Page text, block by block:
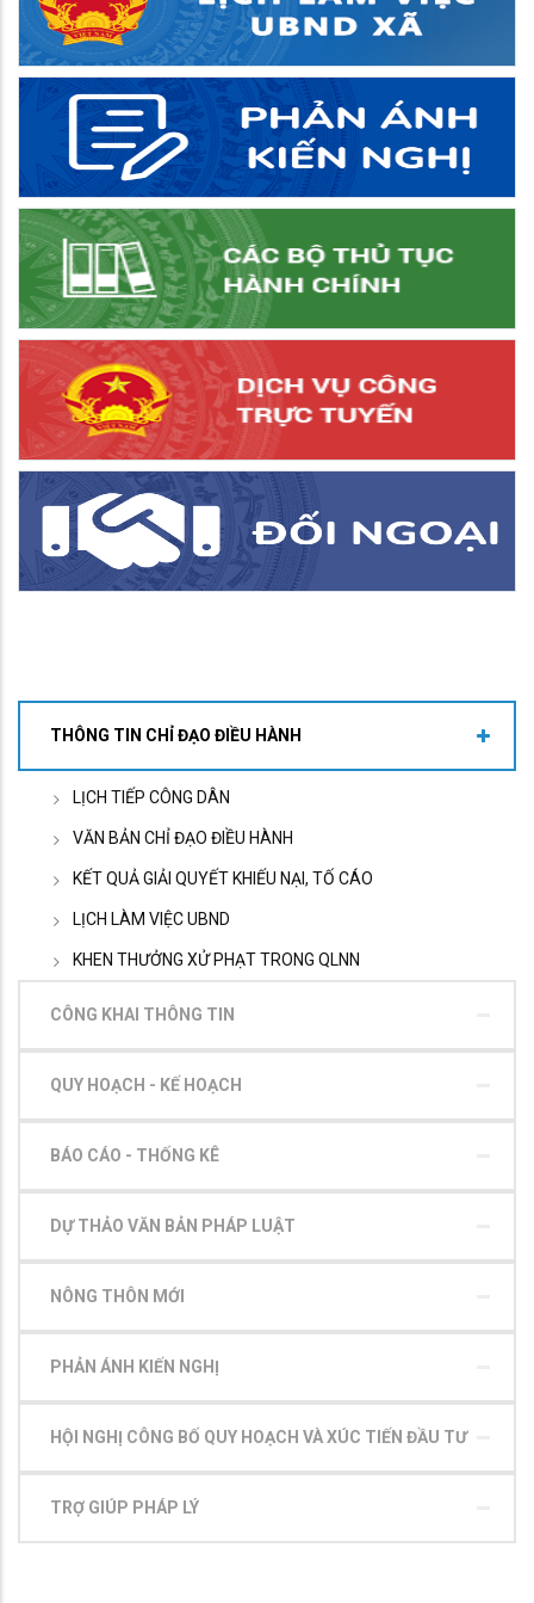
THÔNG TIN CHỈ ĐẠO ĐIỀU HÀNH
LỊCH TIẾP CÔNG DÂN
VĂN BẢN CHỈ ĐẠO ĐIỀU HÀNH
KẾT QUẢ GIẢI QUYẾT KHIẾU NẠI, TỐ CÁO
LỊCH LÀM VIỆC UBND
KHEN THƯỞNG XỬ PHẠT TRONG QLNN
CÔNG KHAI THÔNG TIN
QUY HOẠCH - KẾ HOẠCH
BÁO CÁO - THỐNG KÊ
DỰ THẢO VĂN BẢN PHÁP LUẬT
NÔNG THÔN MỚI
PHẢN ÁNH KIẾN NGHỊ
HỘI NGHỊ CÔNG BỐ QUY HOẠCH VÀ XÚC TIẾN ĐẦU TƯ
TRỢ GIÚP PHÁP LÝ